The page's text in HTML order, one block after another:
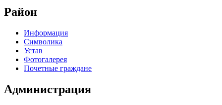
Район
Информация
Символика
Устав
Фотогалерея
Почетные граждане
Администрация